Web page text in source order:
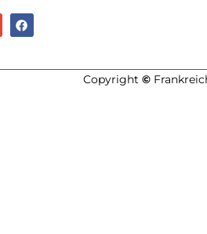
Copyright ©